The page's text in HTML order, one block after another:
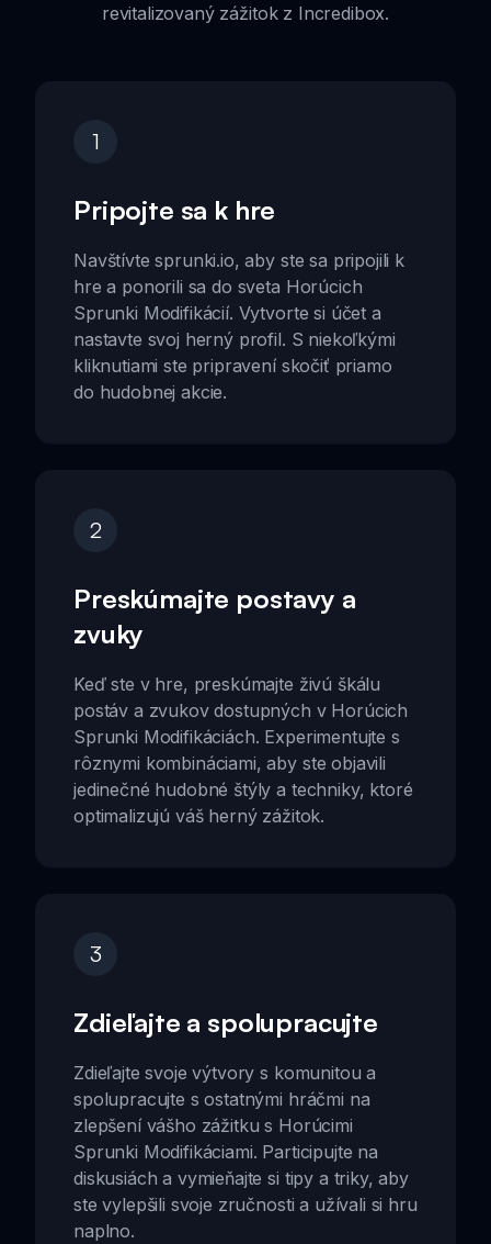
revitalizovaný zážitok z Incredibox.
1
Pripojte sa k hre
Navštívte sprunki.io, aby ste sa pripojili k
hre a ponorili sa do sveta Horúcich
Sprunki Modifikácií. Vytvorte si účet a
nastavte svoj herný profil. S niekoľkými
kliknutiami ste pripravení skočiť priamo
do hudobnej akcie.
2
Preskúmajte postavy a
zvuky
Keď ste v hre, preskúmajte živú škálu
postáv a zvukov dostupných v Horúcich
Sprunki Modifikáciách. Experimentujte s
rôznymi kombináciami, aby ste objavili
jedinečné hudobné štýly a techniky, ktoré
optimalizujú váš herný zážitok.
3
Zdieľajte a spolupracujte
Zdieľajte svoje výtvory s komunitou a
spolupracujte s ostatnými hráčmi na
zlepšení vášho zážitku s Horúcimi
Sprunki Modifikáciami. Participujte na
diskusiách a vymieňajte si tipy a triky, aby
ste vylepšili svoje zručnosti a užívali si hru
naplno.